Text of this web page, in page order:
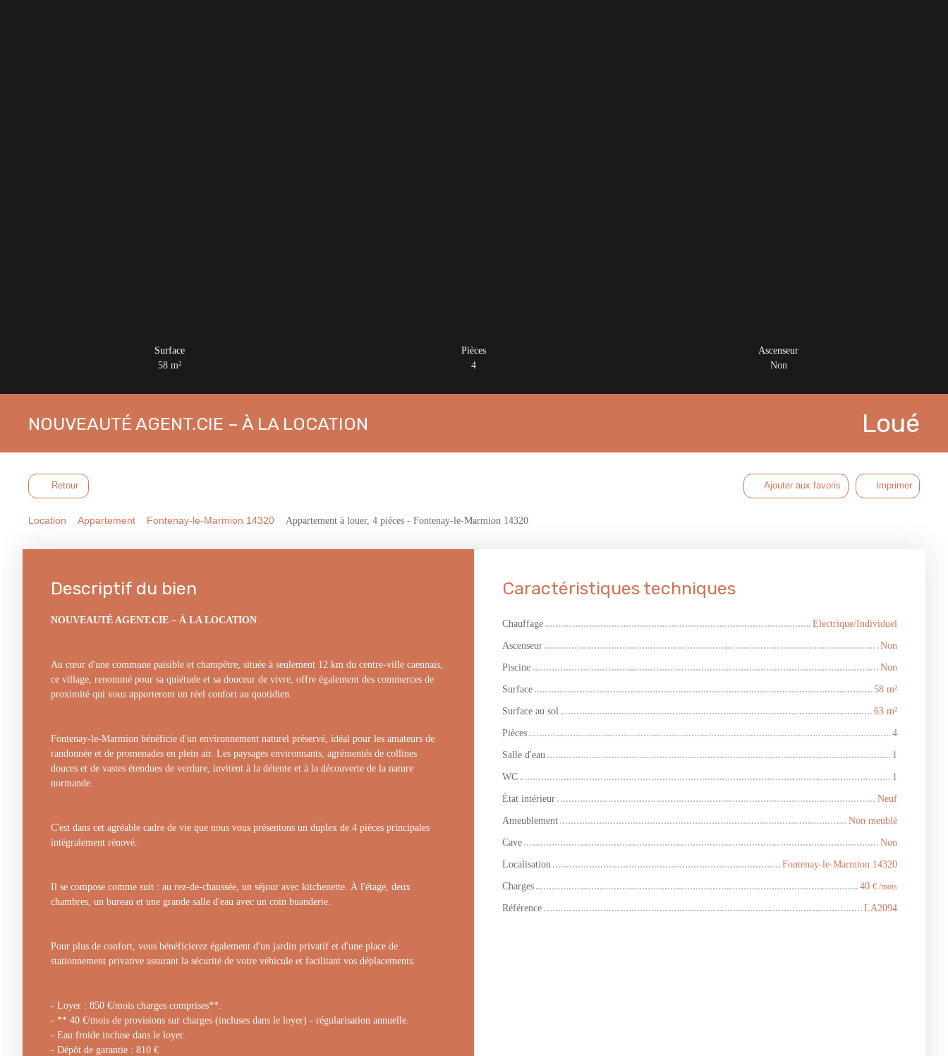
Surface
58 m²
Pièces
4
Ascenseur
Non
NOUVEAUTÉ AGENT.CIE – À LA LOCATION Loué
Retour Ajouter aux favoris Imprimer
Location Appartement Fontenay-le-Marmion 14320 Appartement à louer, 4 pièces - Fontenay-le-Marmion 14320
Descriptif du bien
NOUVEAUTÉ AGENT.CIE – À LA LOCATION
Au cœur d'une commune paisible et champêtre, située à seulement 12 km du centre-ville caennais,
ce village, renommé pour sa quiétude et sa douceur de vivre, offre également des commerces de
proximité qui vous apporteront un réel confort au quotidien.
Fontenay-le-Marmion bénéficie d'un environnement naturel préservé, idéal pour les amateurs de
randonnée et de promenades en plein air. Les paysages environnants, agrémentés de collines
douces et de vastes étendues de verdure, invitent à la détente et à la découverte de la nature
normande.
C'est dans cet agréable cadre de vie que nous vous présentons un duplex de 4 pièces principales
intégralement rénové.
Il se compose comme suit : au rez-de-chaussée, un séjour avec kitchenette. À l'étage, deux
chambres, un bureau et une grande salle d'eau avec un coin buanderie.
Pour plus de confort, vous bénéficierez également d'un jardin privatif et d'une place de
stationnement privative assurant la sécurité de votre véhicule et facilitant vos déplacements.
- Loyer : 850 €/mois charges comprises**.
- ** 40 €/mois de provisions sur charges (incluses dans le loyer) - régularisation annuelle.
- Eau froide incluse dans le loyer.
- Dépôt de garantie : 810 €
Caractéristiques techniques
Chauffage
Electrique/Individuel
Ascenseur
Non
Piscine
Non
Surface
58 m²
Surface au sol
63 m²
Pièces
4
Salle d'eau
1
WC
1
État intérieur
Neuf
Ameublement
Non meublé
Cave
Non
Localisation
Fontenay-le-Marmion 14320
Charges
40 € /mois
Référence LA2094